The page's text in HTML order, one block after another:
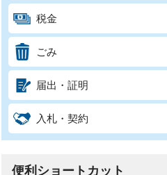
税金
ごみ
届出・証明
入札・契約
便利ショートカット